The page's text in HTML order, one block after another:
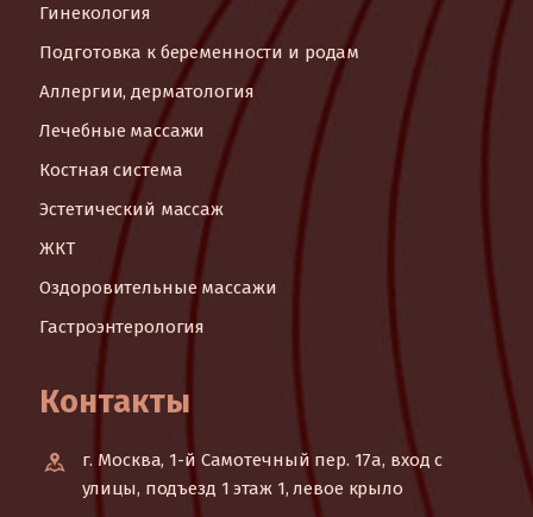
Гинекология
Подготовка к беременности и родам
Аллергии, дерматология
Лечебные массажи
Костная система
Эстетический массаж
ЖКТ
Оздоровительные массажи
Гастроэнтерология
Контакты
г. Москва, 1-й Самотечный пер. 17а, вход с
улицы, подъезд 1 этаж 1, левое крыло